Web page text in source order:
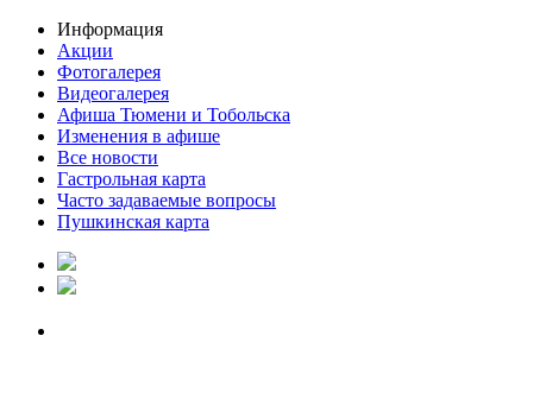
Информация
Акции
Фотогалерея
Видеогалерея
Афиша Тюмени и Тобольска
Изменения в афише
Все новости
Гастрольная карта
Часто задаваемые вопросы
Пушкинская карта